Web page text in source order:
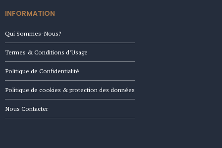
INFORMATION
Qui Sommes-Nous?
Termes & Conditions d’Usage
Politique de Confidentialité
Politique de cookies & protection des données
Nous Contacter